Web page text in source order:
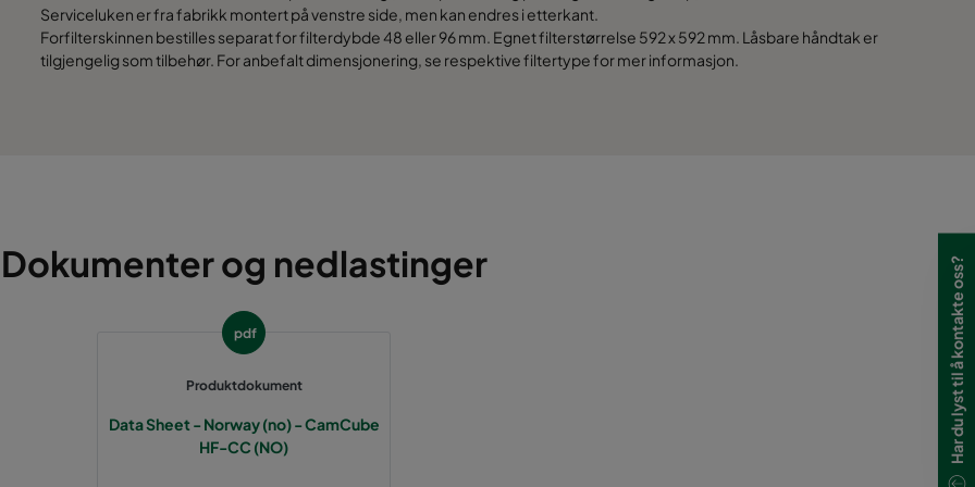
1892 1292 1170
1892 1592 1170
Serviceluken er fra fabrikk montert på venstre side, men kan endres i etterkant.
Forfilterskinnen bestilles separat for filterdybde 48 eller 96 mm. Egnet filterstørrelse 592 x 592 mm. Låsbare håndtak er
tilgjengelig som tilbehør. For anbefalt dimensjonering, se respektive filtertype for mer informasjon.
Dokumenter og nedlastinger
pdf
Produktdokument
Data Sheet - Norway (no) - CamCube
HF-CC (NO)
Har du lyst til å kontakte oss?